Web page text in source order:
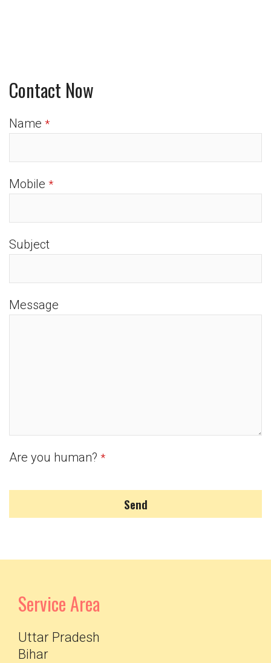
Contact Now
Name *
Mobile *
Subject
Message
Are you human? *
Send
Service Area
Uttar Pradesh
Bihar